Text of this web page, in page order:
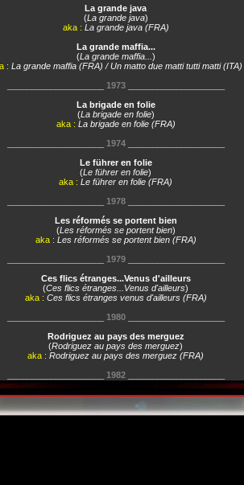
La grande java
(La grande java)
aka : La grande java (FRA)
La grande maffia...
(La grande maffia... )
: La grande maffia (FRA) / Un matto due matti tutti matti (ITA)
1973____________________
La brigade en folie
(La brigade en folie)
aka : La brigade en folie (FRA)
1974____________________
Le führer en folie
(Le führer en folie)
aka : Le führer en folie (FRA)
1978____________________
Les réformés se portent bien
(Les réformés se portent bien)
aka : Les réformés se portent bien (FRA)
1979____________________
Ces flics étranges...Venus d'ailleurs
(Ces flics étranges...Venus d'ailleurs)
aka : Ces flics étranges venus d'ailleurs (FRA)
1980____________________
Rodriguez au pays des merguez
(Rodriguez au pays des merguez)
aka : Rodriguez au pays des merguez (FRA)
1982____________________
Plus beau que moi, tu meurs
Plus beau que moi, tu meurs
aka :Plus beau que moi tu meurs (FRA)